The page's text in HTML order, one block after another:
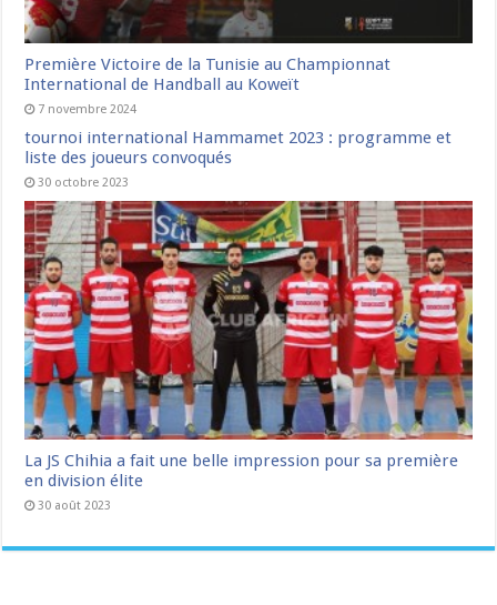
Première Victoire de la Tunisie au Championnat
International de Handball au Koweït
7 novembre 2024
tournoi international Hammamet 2023 : programme et
liste des joueurs convoqués
30 octobre 2023
La JS Chihia a fait une belle impression pour sa première
en division élite
30 août 2023